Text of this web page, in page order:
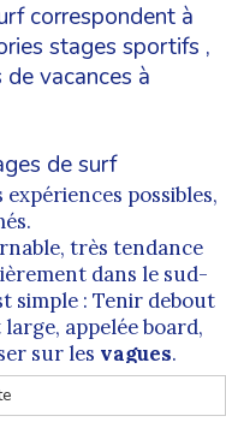
correspondent à
stages sportifs ,
vacances à
de surf
possibles,
très tendance
dans le sud-
simple : Tenir debout
appelée board,
sur les vagues.
de nombreuses
que les autres. Le